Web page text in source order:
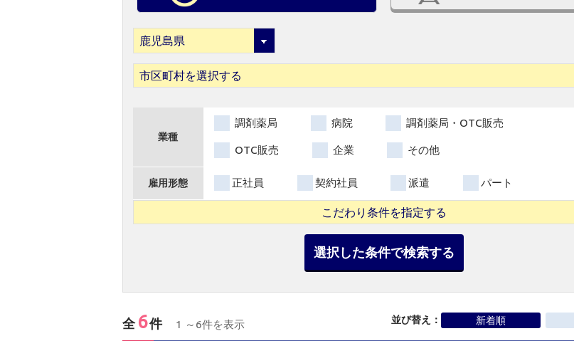
市区町村を選択する
業種
調剤薬局 病院 調剤薬局・OTC販売
OTC販売 企業 その他
雇用形態 正社員 契約社員 派遣 パート
こだわり条件を指定する
選択した条件で検索する
全 6件 1 ～6件を表示 並び替え： 新着順